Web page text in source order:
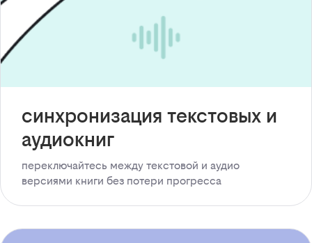
синхронизация текстовых и
аудиокниг
переключайтесь между текстовой и аудио
версиями книги без потери прогресса